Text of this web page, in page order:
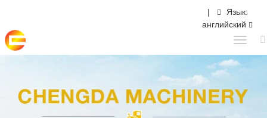
|
Язык:
английский